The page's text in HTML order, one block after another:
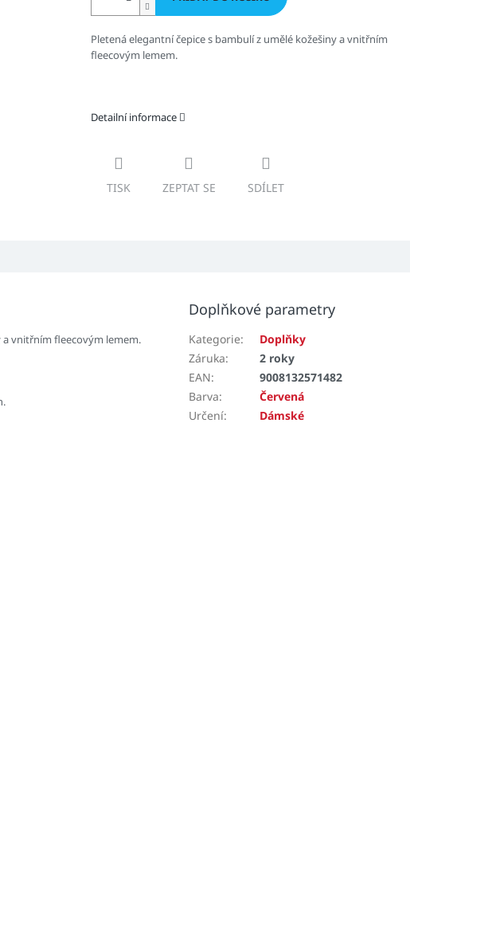
Pletená elegantní čepice s bambulí z umělé kožešiny a vnitřním
fleecovým lemem.
Detailní informace
TISK ZEPTAT SE SDÍLET
a vnitřním fleecovým lemem.
Doplňkové parametry
Kategorie:
Doplňky
Záruka:
2 roky
EAN:
9008132571482
Barva:
Červená
Určení: Dámské